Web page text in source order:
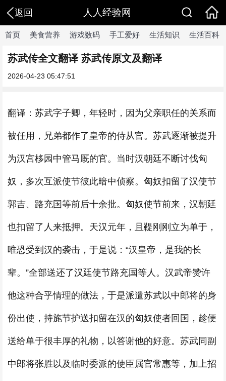
返回 人人经验网
首页 美食营养 游戏数码 手工爱好 生活知识 生活百科
苏武传全文翻译 苏武传原文及翻译
2026-04-23 05:47:51
翻译：苏武字子卿，年轻时，因为父亲职任的关系而
被任用，兄弟都作了皇帝的侍从官。苏武逐渐被提升
为汉宫栘园中管马厩的官。当时汉朝廷不断讨伐匈
奴，多次互派使节彼此暗中侦察。匈奴扣留了汉使节
郭吉、路充国等前后十余批。匈奴使节前来，汉朝廷
也扣留了人来抵押。天汉元年，且鞮刚刚立为单于，
唯恐受到汉的袭击，于是说：“汉皇帝，是我的长
辈。”全部送还了汉廷使节路充国等人。汉武帝赞许
他这种合乎情理的做法，于是派遣苏武以中郎将的身
份出使，持旄节护送扣留在汉的匈奴使者回国，趁便
送给单于很丰厚的礼物，以答谢他的好意。苏武同副
中郎将张胜以及临时委派的使臣属官常惠等，加上招